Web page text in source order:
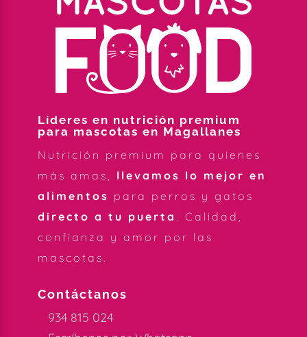
Líderes en nutrición premium
para mascotas en Magallanes
Nutrición premium para quienes
más amas, llevamos lo mejor en
alimentos para perros y gatos
directo a tu puerta . Calidad,
confianza y amor por las
mascotas.
Contáctanos
934 815 024